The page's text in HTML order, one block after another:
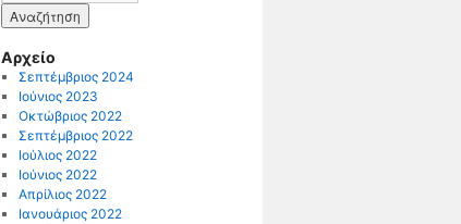
Αρχείο
Σεπτέμβριος 2024
Ιούνιος 2023
Οκτώβριος 2022
Σεπτέμβριος 2022
Ιούλιος 2022
Ιούνιος 2022
Απρίλιος 2022
Ιανουάριος 2022